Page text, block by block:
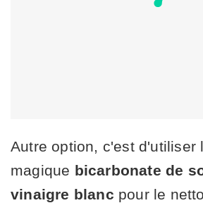
Autre option, c'est d'utiliser
magique bicarbonate de
vinaigre blanc pour le